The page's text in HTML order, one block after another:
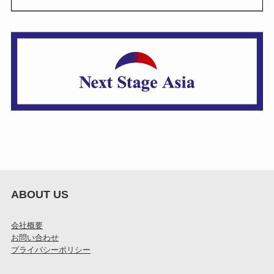
ABOUT US
会社概要
お問い合わせ
プライバシーポリシー